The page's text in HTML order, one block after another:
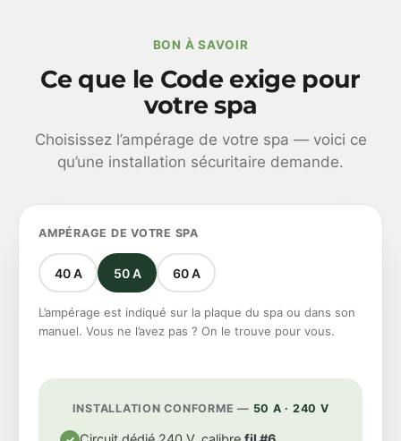
BON À SAVOIR
Ce que le Code exige pour
votre spa
Choisissez l’ampérage de votre spa — voici ce
qu’une installation sécuritaire demande.
AMPÉRAGE DE VOTRE SPA
40 A 50 A 60 A
L’ampérage est indiqué sur la plaque du spa ou dans son
manuel. Vous ne l’avez pas ? On le trouve pour vous.
INSTALLATION CONFORME — 50 A · 240 V